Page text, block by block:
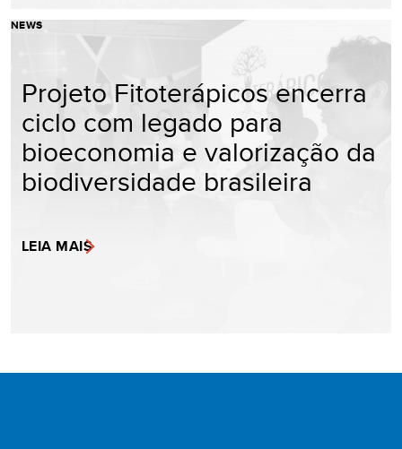
NEWS
Projeto Fitoterápicos encerra
ciclo com legado para
bioeconomia e valorização da
biodiversidade brasileira
LEIA MAIS